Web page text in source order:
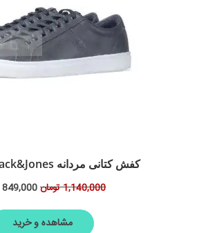
کفش کتانی مردانه Jack&Jones ذغالی 293
1,140,000تومان849,000
مشاهده و خرید